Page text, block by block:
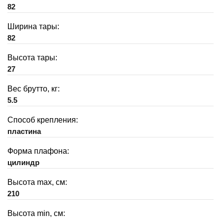
82
Ширина тары:
82
Высота тары:
27
Вес брутто, кг:
5.5
Способ крепления:
пластина
Форма плафона:
цилиндр
Высота max, см:
210
Высота min, см: